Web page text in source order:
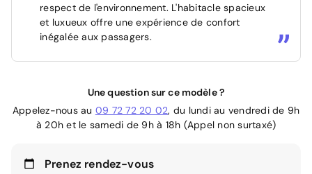
respect de l'environnement. L'habitacle spacieux
et luxueux offre une expérience de confort
inégalée aux passagers.
Une question sur ce modèle ?
Appelez-nous au 09 72 72 20 02, du lundi au vendredi de 9h
à 20h et le samedi de 9h à 18h (Appel non surtaxé)
Prenez rendez-vous